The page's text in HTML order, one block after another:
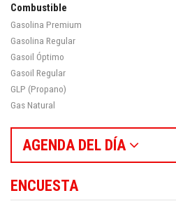
Combustible
Gasolina Premium
Gasolina Regular
Gasoil Óptimo
Gasoil Regular
GLP (Propano)
Gas Natural
AGENDA DEL DÍA
ENCUESTA